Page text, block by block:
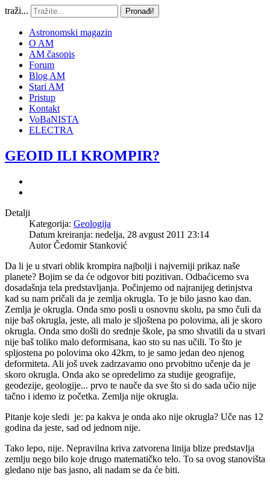
traži... Pronađi!
Astronomski magazin
O AM
AM časopis
Forum
Blog AM
Stari AM
Pristup
Kontakt
VoBaNISTA
ELECTRA
GEOID ILI KROMPIR?
Detalji
Kategorija: Geologija
Datum kreiranja: nedelja, 28 avgust 2011 23:14
AutorČedomir Stanković
Da li je u stvari oblik krompira najbolji i najverniji prikaz naše
planete? Bojim se da će odgovor biti pozitivan. Odbaćicemo sva
dosadašnja tela predstavljanja. Počinjemo od najranijeg detinjstva
kad su nam pričali da je zemlja okrugla. To je bilo jasno kao dan.
Zemlja je okrugla. Onda smo posli u osnovnu skolu, pa smo čuli da
nije baš okrugla, jeste, ali malo je sljoštena po polovima, ali je skoro
okrugla. Onda smo došli do srednje škole, pa smo shvatili da u stvari
nije baš toliko malo deformisana, kao sto su nas učili. To što je
spljostena po polovima oko 42km, to je samo jedan deo njenog
deformiteta. Ali još uvek zadrzavamo ono prvobitno učenje da je
skoro okrugla. Onda ako se opredelimo za studije geografije,
geodezije, geologije... prvo te nauče da sve što si do sada učio nije
tačno i idemo iz početka. Zemlja nije okrugla.
Pitanje koje sledi je: pa kakva je onda ako nije okrugla? Uče nas 12
godina da jeste, sad od jednom nije.
Tako lepo, nije. Nepravilna kriva zatvorena linija blize predstavlja
zemlju nego bilo koje drugo matematičko telo. To sa ovog stanovišta
gledano nije bas jasno, ali nadam se da će biti.